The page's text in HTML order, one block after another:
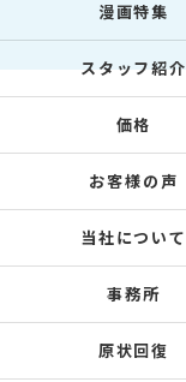
漫画特集
スタッフ紹介
価格
お客様の声
当社について
事務所
原状回復